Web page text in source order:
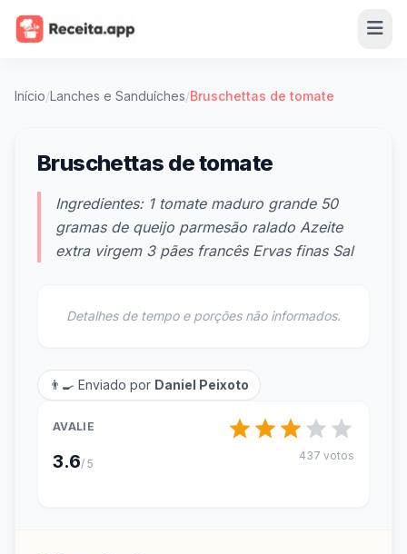
Início/Lanches e Sanduíches/Bruschettas de tomate
Bruschettas de tomate
Ingredientes: 1 tomate maduro grande 50
gramas de queijo parmesão ralado Azeite
extra virgem 3 pães francês Ervas finas Sal
Detalhes de tempo e porções não informados.
👨‍🍳 Enviado por Daniel Peixoto
AVALIE
3.6/ 5
437 votos